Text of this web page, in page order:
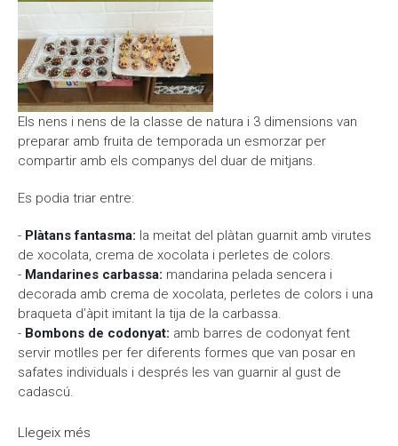
Els nens i nens de la classe de natura i 3 dimensions van
preparar amb fruita de temporada un esmorzar per
compartir amb els companys del duar de mitjans.
Es podia triar entre:
- Plàtans fantasma: la meitat del plàtan guarnit amb virutes
de xocolata, crema de xocolata i perletes de colors.
- Mandarines carbassa: mandarina pelada sencera i
decorada amb crema de xocolata, perletes de colors i una
braqueta d’àpit imitant la tija de la carbassa.
- Bombons de codonyat: amb barres de codonyat fent
servir motlles per fer diferents formes que van posar en
safates individuals i després les van guarnir al gust de
cadascú.
Llegeix més